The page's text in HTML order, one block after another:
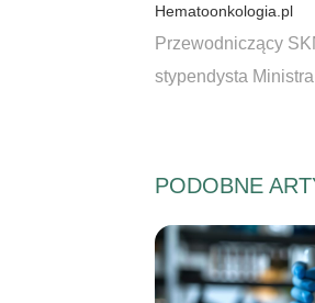
Hematoonkologia.pl
Przewodniczący
stypendysta
PODOBNE